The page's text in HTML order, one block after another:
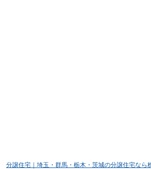
分譲住宅｜埼玉・群馬・栃木・茨城の分譲住宅なら